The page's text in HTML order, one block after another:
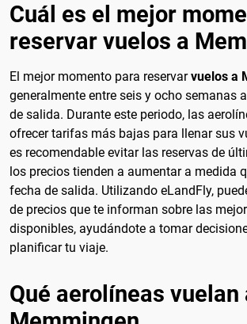
Cuál es el mejor
reservar vuelos a
El mejor momento para reservarvuelos a
generalmente entre seis y ocho semanas
de salida. Durante este periodo, las
ofrecer tarifas más bajas para llenar sus
es recomendable evitar las reservas de
los precios tienden a aumentar a medida
fecha de salida. Utilizando eLandFly,
de precios que te informan sobre las
disponibles, ayudándote a tomar
planificar tu viaje.
Qué aerolíneas vuelan